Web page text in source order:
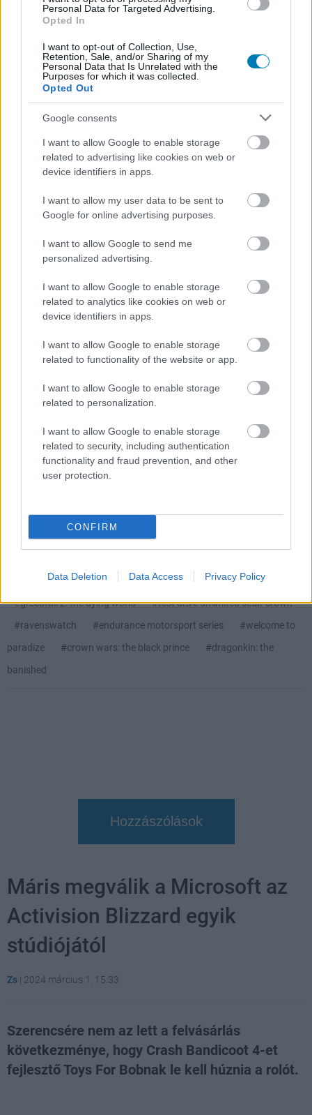
Personal Data for Targeted Advertising.
Opted In
I want to opt-out of Collection, Use,
Retention, Sale, and/or Sharing of my
Personal Data that Is Unrelated with the
Purposes for which it was collected.
Opted Out
Google consents
I want to allow Google to enable storage
related to advertising like cookies on web or
device identifiers in apps.
I want to allow my user data to be sent to
Google for online advertising purposes.
I want to allow Google to send me
personalized advertising.
I want to allow Google to enable storage
related to analytics like cookies on web or
device identifiers in apps.
I want to allow Google to enable storage
related to functionality of the website or app.
I want to allow Google to enable storage
related to personalization.
I want to allow Google to enable storage
related to security, including authentication
functionality and fraud prevention, and other
user protection.
CONFIRM
Data Deletion Data Access Privacy Policy
Mit gondoltok a bemutatóról? Hogy tetszik a felhozatal?
Rengeteg hír és cikk vár rád, lehet, hogy éppen nem
jön szembe GSO-n vagy a social médiában. Segítünk,
hogy naprakész maradj, kiválogatjuk neked a
megismertem és azt elfogadom.
Feliratkozom
Nagyszabású finálé: A Smash by Meló-Diák
strandröplabda sorozat utolsó fordulója
Balatonalmádiban! (X)
#nacon connect 2024
#terminator: survivors
#greedfall 2: the dying world
#test drive unlimited solar crown
#ravenswatch
#endurance motorsport series
#welcome to
paradize
#crown wars: the black prince
#dragonkin: the
banished
Hozzászólások
Máris megválik a Microsoft az
Activision Blizzard egyik
stúdiójától
Zs | 2024 március 1. 15:33
Szerencsére nem az lett a felvásárlás
következménye, hogy Crash Bandicoot 4-et
fejlesztő Toys For Bobnak le kell húznia a rolót.